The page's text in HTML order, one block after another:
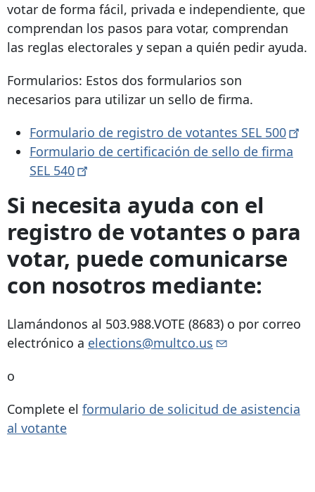
votar de forma fácil, privada e independiente, que
comprendan los pasos para votar, comprendan
las reglas electorales y sepan a quién pedir ayuda.
Formularios: Estos dos formularios son
necesarios para utilizar un sello de firma.
Formulario de registro de votantes SEL 500
Formulario de certificación de sello de firma
SEL 540
Si necesita ayuda con el
registro de votantes o para
votar, puede comunicarse
con nosotros mediante:
Llamándonos al 503.988.VOTE (8683) o por correo
electrónico a elections@multco.us
o
Complete el formulario de solicitud de asistencia
al votante